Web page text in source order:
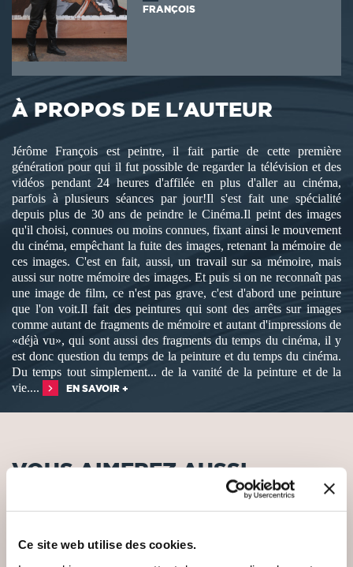
Ce site web utilise des cookies.
FRANÇOIS
À PROPOS DE L'AUTEUR
Jérôme François est peintre, il fait partie de cette première
génération pour qui il fut possible de regarder la télévision et des
vidéos pendant 24 heures d'affilée en plus d'aller au cinéma,
parfois à plusieurs séances par jour!Il s'est fait une spécialité
depuis plus de 30 ans de peindre le Cinéma.Il peint des images
qu'il choisi, connues ou moins connues, fixant ainsi le mouvement
du cinéma, empêchant la fuite des images, retenant la mémoire de
ces images. C'est en fait, aussi, un travail sur sa mémoire, mais
aussi sur notre mémoire des images. Et puis si on ne reconnaît pas
une image de film, ce n'est pas grave, c'est d'abord une peinture
que l'on voit.Il fait des peintures qui sont des arrêts sur images
comme autant de fragments de mémoire et autant d'impressions de
«déjà vu», qui sont aussi des fragments du temps du cinéma, il y
est donc question du temps de la peinture et du temps du cinéma.
Du temps tout simplement... de la vanité de la peinture et de la
vie....
EN SAVOIR +
VOUS AIMEREZ AUSSI